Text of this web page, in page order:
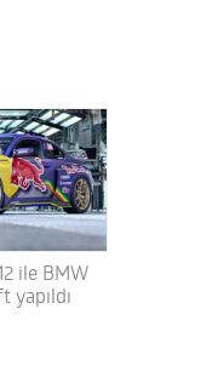
ile BMW
yapıldı